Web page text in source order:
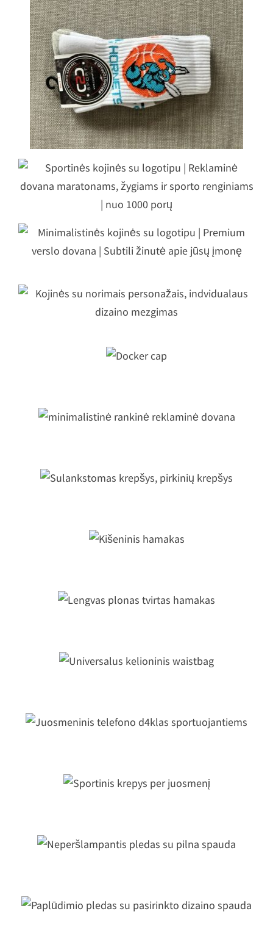
Frotinės kojinės su išmegztu
| Reklaminė dovana
ir šeimoms | nuo 1000 porų
Sportinės kojinės su logotipu |
Reklaminė dovana maratonams,
žygiams ir sporto renginiams | nuo
Minimalistinės kojinės su logotipu |
verslo dovana | Subtili
Kojinės su norimais personažais,
indvidualaus dizaino mezgimas
minimalistinė rankinė reklaminė
Sulankstomas krepšys, pirkinių
Juosmeninis telefono d4klas
Neperšlampantis pledas su pilna
Paplūdimio pledas su pasirinkto